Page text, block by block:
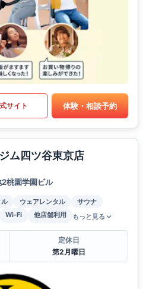
サイト 体験・相談予約
ム四ツ谷東京店
桃園学園ビル
ル ウェアレンタル
サウナ
Wi-Fi 他店舗利用 もっと見る
定休日
第2月曜日